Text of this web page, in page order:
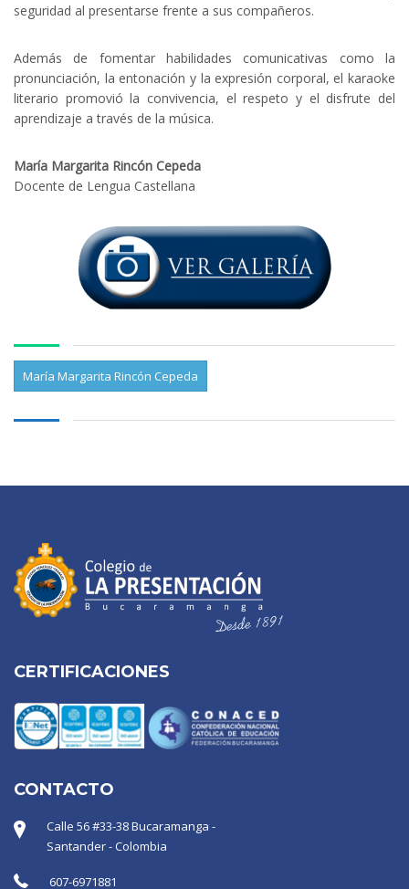
seguridad al presentarse frente a sus compañeros.
Además de fomentar habilidades comunicativas como la
pronunciación, la entonación y la expresión corporal, el karaoke
literario promovió la convivencia, el respeto y el disfrute del
aprendizaje a través de la música.
María Margarita Rincón Cepeda
Docente de Lengua Castellana
María Margarita Rincón Cepeda
CERTIFICACIONES
CONTACTO
Calle 56 #33-38 Bucaramanga -
Santander - Colombia
607-6971881